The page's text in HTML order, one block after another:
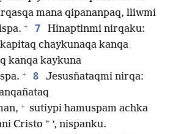
mana qipananpaq, lliwmi
+ 7
Hinaptinmi nirqaku:
chaykunaqa kanqa
kanqa kaykuna
+ 8
Jesusñataqmi nirqa:
+ sutiypi hamuspam achka
Cristo * ’, nispanku.